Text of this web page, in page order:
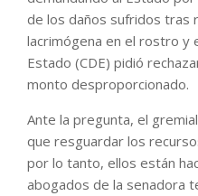
de los daños sufridos tras
lacrimógena en el rostro y
Estado (CDE) pidió
monto desproporcionado.
Ante la pregunta, el
que resguardar los
por lo tanto, ellos están
abogados de la senadora